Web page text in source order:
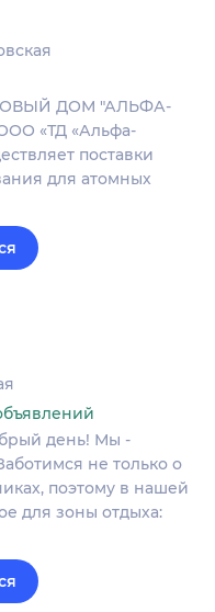
ДОМ "АЛЬФА-
«ТД «Альфа-
поставки
для атомных
день! Мы -
не только о
поэтому в нашей
для зоны отдыха: